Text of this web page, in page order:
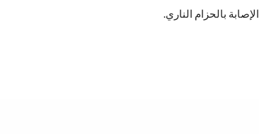
بالحزام الناري.